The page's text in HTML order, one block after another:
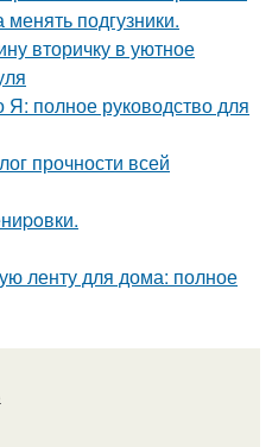
менять подгузники.
вторичку в уютное
полное руководство для
прочности всей
ленту для дома: полное